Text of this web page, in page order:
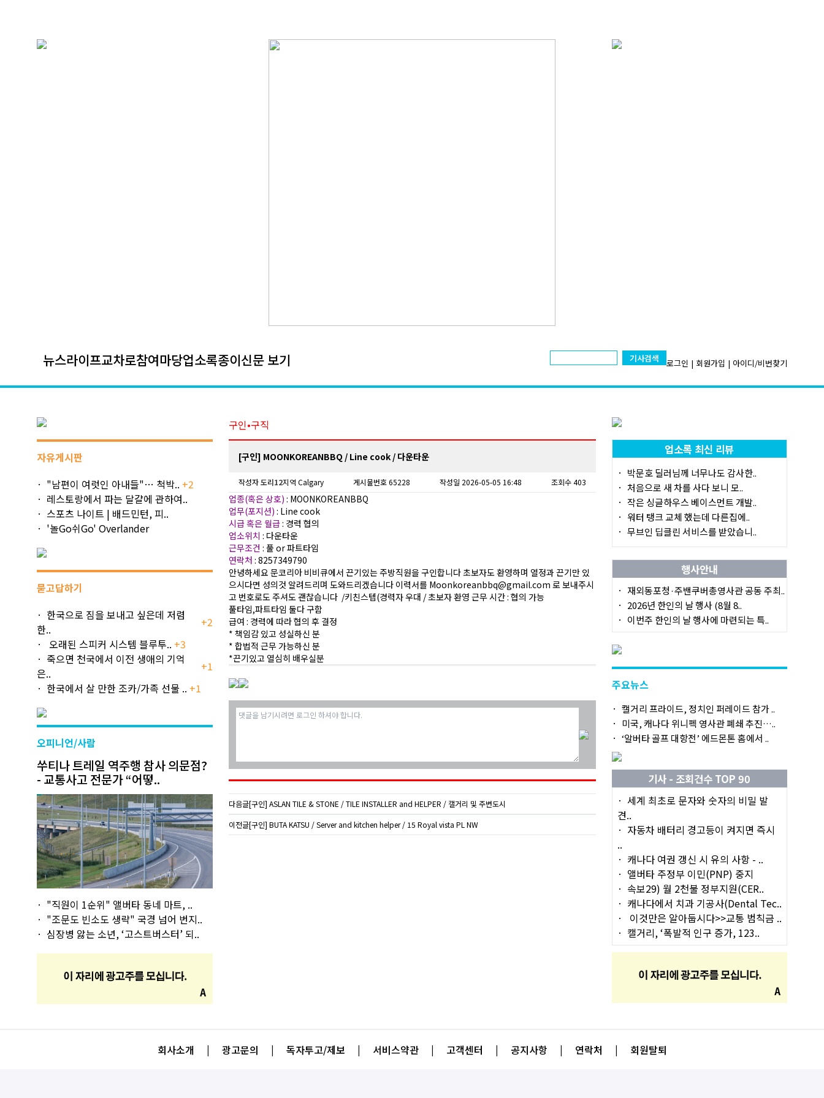
뉴스라이프교차로참여마당업소록종이신문 보기 기사검색 로그인 | 회원가입 | 아이디/비번찾기
자유게시판
"남편이 여럿인 아내들"… 척박.. +2
레스토랑에서 파는 달걀에 관하여..
스포츠 나이트 | 배드민턴, 피..
'놀Go쉬Go' Overlander
묻고답하기
한국으로 짐을 보내고 싶은데 저렴
한..
+2
오래된 스피커 시스템 블루투.. +3
죽으면 천국에서 이전 생애의 기억
은..
+1
한국에서 살 만한 조카/가족 선물 .. +1
오피니언/사람
쑤티나 트레일 역주행 참사 의문점?
- 교통사고 전문가 “어떻..
"직원이 1순위" 앨버타 동네 마트, ..
"조문도 빈소도 생략" 국경 넘어 번지..
심장병 앓는 소년, ‘고스트버스터’ 되..
구인•구직
[구인] MOONKOREANBBQ / Line cook / 다운타운
작성자도리12지역 Calgary 게시물번호 65228 작성일 2026-05-05 16:48 조회수 403
업종(혹은 상호) : MOONKOREANBBQ
업무(포지션) : Line cook
시급 혹은 월급: 경력 협의
업소위치 : 다운타운
근무조건 : 풀 or 파트타임
연락처 : 8257349790
안녕하세요 문코리아 비비큐에서 끈기있는 주방직원을 구인합니다 초보자도 환영하며 열정과 끈기만 있
으시다면 성의것 알려드리며 도와드리겠습니다 이력서를 Moonkoreanbbq@gmail.com 로 보내주시
고 번호로도 주셔도 괜찮습니다 /키친스텝(경력자 우대 / 초보자 환영 근무 시간 : 협의 가능
풀타임,파트타임 둘다 구함
급여 : 경력에 따라 협의 후 결정
* 책임감 있고 성실하신 분
* 합법적 근무 가능하신 분
*끈기있고 열심히 배우실분
다음글[구인] ASLAN TILE & STONE / TILE INSTALLER and HELPER / 캘거리 및 주변도시
이전글[구인] BUTA KATSU / Server and kitchen helper / 15 Royal vista PL NW
업소록 최신 리뷰
박문호 딜러님께 너무나도 감사한..
처음으로 새 차를 사다 보니 모..
작은 싱글하우스 베이스먼트 개발..
워터 탱크 교체 했는데 다른집에..
무브인 딥클린 서비스를 받았습니..
행사안내
재외동포청·주밴쿠버총영사관 공동 주최..
2026년 한인의 날 행사 (8월 8..
이번주 한인의 날 행사에 마련되는 특..
주요뉴스
캘거리 프라이드, 정치인 퍼레이드 참가 ..
미국, 캐나다 위니펙 영사관 폐쇄 추진…..
‘알버타 골프 대항전’ 에드몬톤 홈에서 ..
기사 - 조회건수 TOP 90
세계 최초로 문자와 숫자의 비밀 발
견..
자동차 배터리 경고등이 켜지면 즉시
..
캐나다 여권 갱신 시 유의 사항 - ..
앨버타 주정부 이민(PNP) 중지
속보29) 월 2천불 정부지원(CER..
캐나다에서 치과 기공사(Dental Tec..
이것만은 알아둡시다>>교통 범칙금 ..
캘거리, ‘폭발적 인구 증가, 123..
회사소개 | 광고문의 | 독자투고/제보 | 서비스약관 | 고객센터 | 공지사항 | 연락처 | 회원탈퇴